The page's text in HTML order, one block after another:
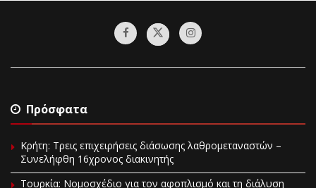
Πρόσφατα
Κρήτη: Τρεις επιχειρήσεις διάσωσης λαθρομεταναστών –
Συνελήφθη 16χρονος διακινητής
Τουρκία: Νομοσχέδιο για τον αφοπλισμό και τη διάλυση